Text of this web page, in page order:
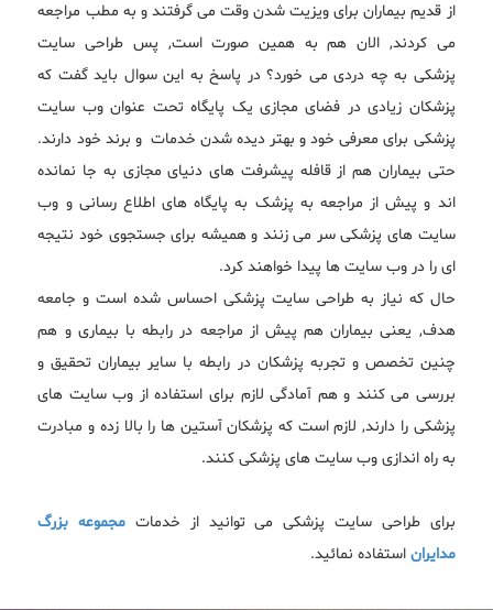
از قدیم بیماران برای ویزیت شدن وقت می گرفتند و به مطب مراجعه
می کردند, الان هم به همین صورت است, پس طراحی سایت
پزشکی به چه دردی می خورد؟ در پاسخ به این سوال باید گفت که
پزشکان زیادی در فضای مجازی یک پایگاه تحت عنوان وب سایت
پزشکی برای معرفی خود و بهتر دیده شدن خدمات و برند خود دارند.
حتی بیماران هم از قافله پیشرفت های دنیای مجازی به جا نمانده
اند و پیش از مراجعه به پزشک به پایگاه های اطلاع رسانی و وب
سایت های پزشکی سر می زنند و همیشه برای جستجوی خود نتیجه
ای را در وب سایت ها پیدا خواهند کرد.
حال که نیاز به طراحی سایت پزشکی احساس شده است و جامعه
هدف, یعنی بیماران هم پیش از مراجعه در رابطه با بیماری و هم
چنین تخصص و تجربه پزشکان در رابطه با سایر بیماران تحقیق و
بررسی می کنند و هم آمادگی لازم برای استفاده از وب سایت های
پزشکی را دارند, لازم است که پزشکان آستین ها را بالا زده و مبادرت
به راه اندازی وب سایت های پزشکی کنند.
برای طراحی سایت پزشکی می توانید از خدمات مجموعه بزرگ
مدایران استفاده نمائید.